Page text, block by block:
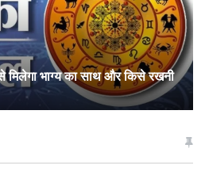
भाग्य का साथ और किसे रखनी